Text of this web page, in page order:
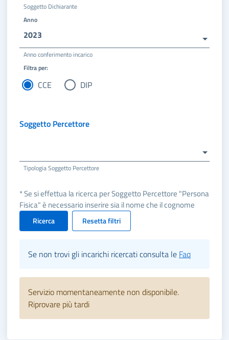
Soggetto Dichiarante
Anno
2023
Anno conferimento incarico
Filtra per:
CCE DIP
Soggetto Percettore
Tipologia Soggetto Percettore
* Se si effettua la ricerca per Soggetto Percettore "Persona
Fisica" è necessario inserire sia il nome che il cognome
Ricerca Resetta filtri
Se non trovi gli incarichi ricercati consulta le Faq
Servizio momentaneamente non disponibile.
Riprovare più tardi